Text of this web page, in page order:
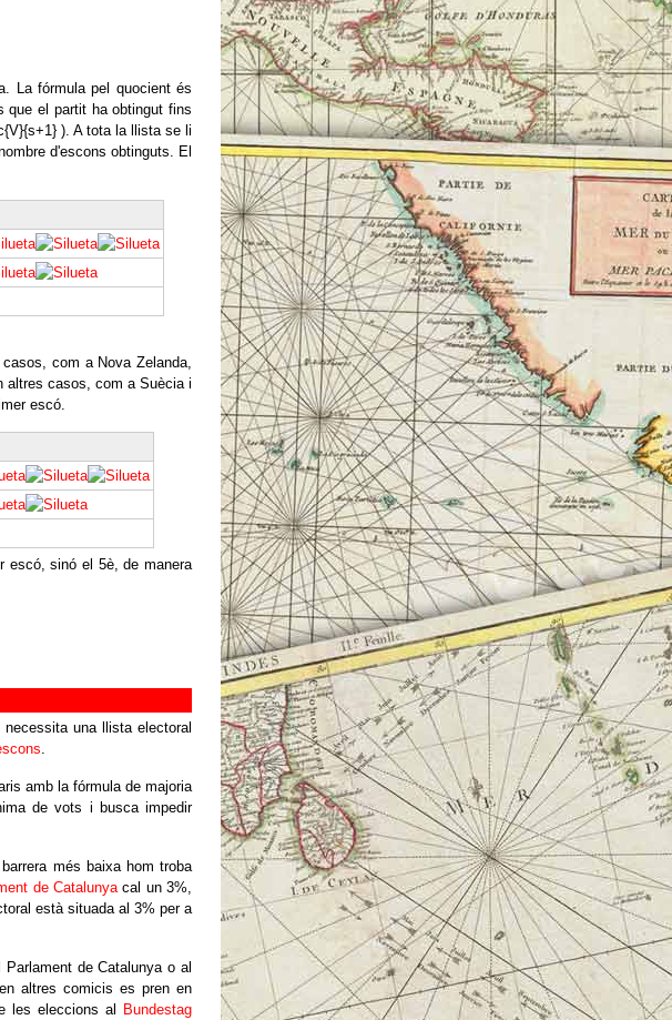
La fórmula pel quocient és
que el partit ha obtingut fins
). A tota la llista se li
d'escons obtinguts. El
com a Nova Zelanda,
altres casos, com a Suècia i
escó.
escó, sinó el 5è, de manera
una llista electoral
.
amb la fórmula de majoria
de vots i busca impedir
més baixa hom troba
de Catalunyacal un 3%,
està situada al 3% per a
de Catalunya o al
altres comicis es pren en
les eleccions al
Bundestag